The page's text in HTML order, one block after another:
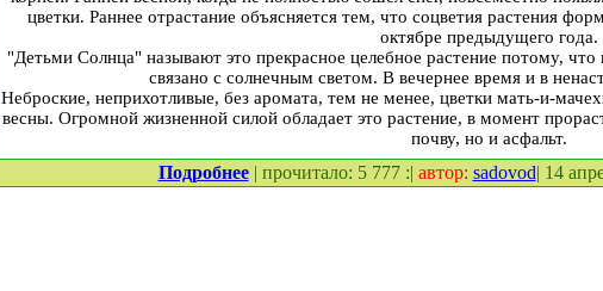
цветки. Раннее отрастание объясняется тем, что соцветия растения
октябре предыдущего года.
"Детьми Солнца" называют это прекрасное целебное растение потому,
связано с солнечным светом. В вечернее время и в
Неброские, неприхотливые, без аромата, тем не менее, цветки мать-и-
весны. Огромной жизненной силой обладает это растение, в момент
почву, но и асфальт.
Подробнее| прочитало: 5 777 :| автор: sadovod| 14